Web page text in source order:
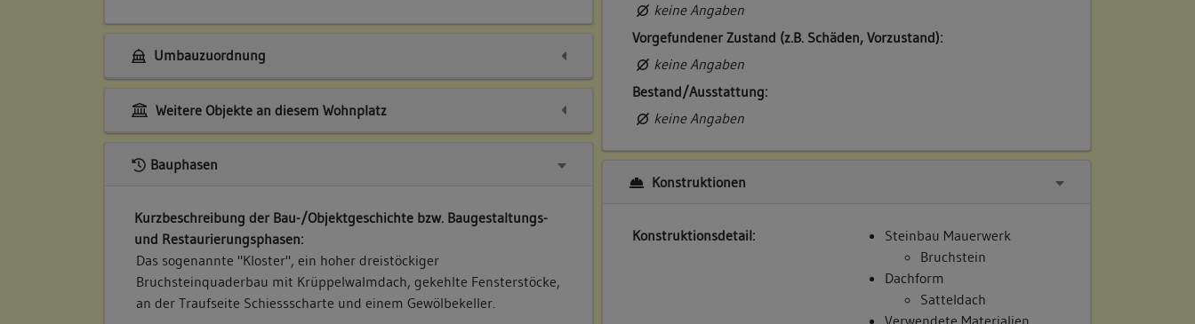
Umbauzuordnung
Weitere Objekte an diesem Wohnplatz
Bauphasen
Kurzbeschreibung der Bau-/Objektgeschichte bzw. Baugestaltungs-
und Restaurierungsphasen:
Das sogenannte "Kloster", ein hoher dreistöckiger
Bruchsteinquaderbau mit Krüppelwalmdach, gekehlte Fensterstöcke,
an der Traufseite Schiessscharte und einem Gewölbekeller.
keine Angaben
Vorgefundener Zustand (z.B. Schäden, Vorzustand):
keine Angaben
Bestand/Ausstattung:
keine Angaben
Konstruktionen
Konstruktionsdetail:
Steinbau Mauerwerk
Bruchstein
Dachform
Satteldach